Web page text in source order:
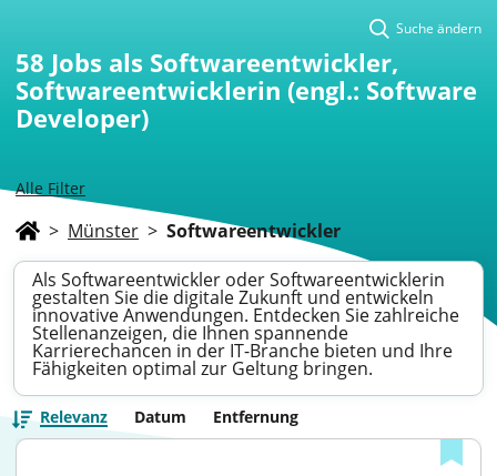
Alle Filter
Suche ändern
58 Jobs als Softwareentwickler,
Softwareentwicklerin (engl.: Software
Developer)
> Münster > Softwareentwickler
Als Softwareentwickler oder Softwareentwicklerin
gestalten Sie die digitale Zukunft und entwickeln
innovative Anwendungen. Entdecken Sie zahlreiche
Stellenanzeigen, die Ihnen spannende
Karrierechancen in der IT-Branche bieten und Ihre
Fähigkeiten optimal zur Geltung bringen.
Relevanz Datum Entfernung